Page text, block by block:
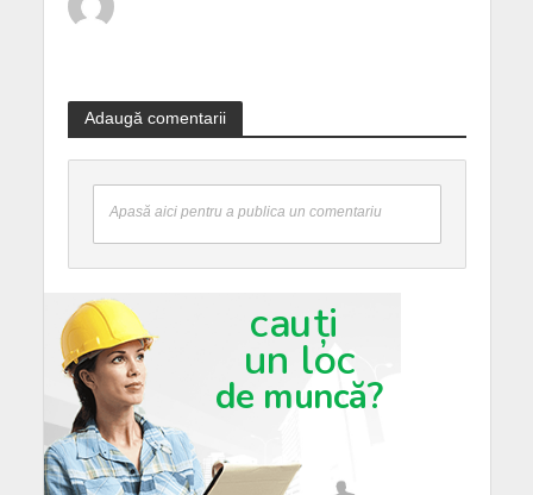
Adaugă comentarii
Apasă aici pentru a publica un comentariu